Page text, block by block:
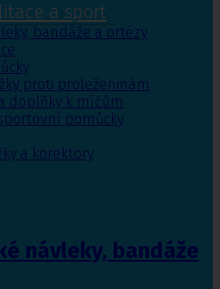
a sport
bandáže a ortézy
proti proleženinám
doplňky k míčům
pomůcky
a korektory
návleky, bandáže